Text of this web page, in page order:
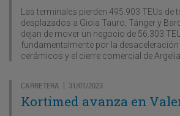
Las terminales pierden 495.903 TEUs de
desplazados a Gioia Tauro, Tánger y
dejan de mover un negocio de 56.303
fundamentalmente por la
cerámicos y el cierre comercial de Argelia.
CARRETERA | 31/01/2023
Kortimed avanza en